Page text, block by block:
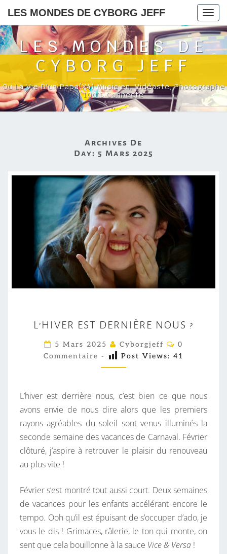
LES MONDES DE CYBORG JEFF
LES MONDES DE
CYBORG JEFF
Ou La Vie D'un Papa(x4) Musicien, Vidéaste, Photographe
100% Connecté
Archives De
Day: 5 Mars 2025
’
H
I
V
R
E
S
T
D
N
I
È
R
E
L’HIVER EST DERNIÈRE NOUS ?
5 Mars 2025 Cyborgjeff
C
M
A
I
R
E
S
0
Commentaire - Post Views: 41
L’hiver est derrière nous, c’est bien ce que nous
avons envie de nous dire alors que les premiers
rayons agréables du soleil sont venus illuminés la
seconde semaine des vacances de Carnaval. Février
clôturé, j’aspire à retrouver le plaisir du renouveau
au plus vite !
Février s’est montré tout aussi court. Deux semaines
de vacances pour les enfants accélérant encore le
tempo. Ooh qu’il est épuisant de s’occuper d’ado, je
vous le dis ! Grimaces, râlerie, le ton qui monte, on
sent que cela bouillonne à la sauce Vice & Versa !